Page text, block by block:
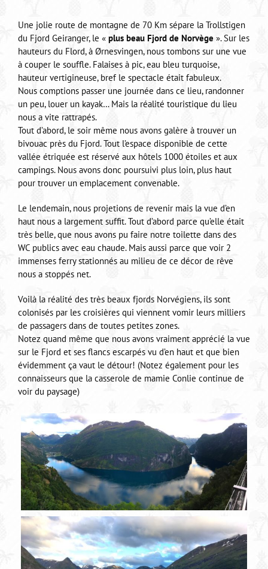
Une jolie route de montagne de 70 Km sépare la Trollstigen
du Fjord Geiranger, le « plus beau Fjord de Norvège ». Sur les
hauteurs du Flord, à Ørnesvingen, nous tombons sur une vue
à couper le souffle. Falaises à pic, eau bleu turquoise,
hauteur vertigineuse, bref le spectacle était fabuleux.
Nous comptions passer une journée dans ce lieu, randonner
un peu, louer un kayak… Mais la réalité touristique du lieu
nous a vite rattrapés.
Tout d’abord, le soir même nous avons galère à trouver un
bivouac près du Fjord. Tout l’espace disponible de cette
vallée étriquée est réservé aux hôtels 1000 étoiles et aux
campings. Nous avons donc poursuivi plus loin, plus haut
pour trouver un emplacement convenable.
Le lendemain, nous projetions de revenir mais la vue d’en
haut nous a largement suffit. Tout d’abord parce qu’elle était
très belle, que nous avons pu faire notre toilette dans des
WC publics avec eau chaude. Mais aussi parce que voir 2
immenses ferry stationnés au milieu de ce décor de rêve
nous a stoppés net.
Voilà la réalité des très beaux fjords Norvégiens, ils sont
colonisés par les croisières qui viennent vomir leurs milliers
de passagers dans de toutes petites zones.
Notez quand même que nous avons vraiment apprécié la vue
sur le Fjord et ses flancs escarpés vu d’en haut et que bien
évidemment ça vaut le détour! (Notez également pour les
connaisseurs que la casserole de mamie Conlie continue de
voir du paysage)